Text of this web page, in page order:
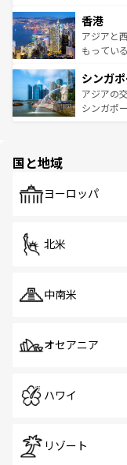
とつ。フ
ひ現地で
が旅行者
参照して
の活気が
帯で自然
いビーチ
激する。
が待って
た文化、
香港
アジアと
もってい
み、どこ
ており、
うな絶景
シンガ
アジアの
シンガポ
で、ホー
国と地域
ヨーロッパ
北米
中南米
オセアニア
ハワイ
リゾート